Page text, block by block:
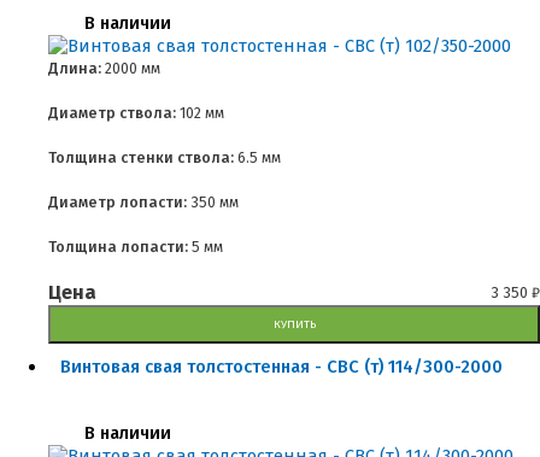
В наличии
Длина: 2000 мм
Диаметр ствола: 102 мм
Толщина стенки ствола: 6.5 мм
Диаметр лопасти: 350 мм
Толщина лопасти: 5 мм
Цена 3 350 ₽
КУПИТЬ
Винтовая свая толстостенная - СВС (т) 114/300-2000
В наличии